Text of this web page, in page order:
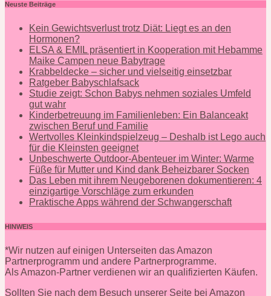
Neuste Beiträge
Kein Gewichtsverlust trotz Diät: Liegt es an den
Hormonen?
ELSA & EMIL präsentiert in Kooperation mit Hebamme
Maike Campen neue Babytrage
Krabbeldecke – sicher und vielseitig einsetzbar
Ratgeber Babyschlafsack
Studie zeigt: Schon Babys nehmen soziales Umfeld
gut wahr
Kinderbetreuung im Familienleben: Ein Balanceakt
zwischen Beruf und Familie
Wertvolles Kleinkindspielzeug – Deshalb ist Lego auch
für die Kleinsten geeignet
Unbeschwerte Outdoor-Abenteuer im Winter: Warme
Füße für Mutter und Kind dank Beheizbarer Socken
Das Leben mit ihrem Neugeborenen dokumentieren: 4
einzigartige Vorschläge zum erkunden
Praktische Apps während der Schwangerschaft
HINWEIS
*Wir nutzen auf einigen Unterseiten das Amazon
Partnerprogramm und andere Partnerprogramme.
Als Amazon-Partner verdienen wir an qualifizierten Käufen.
Sollten Sie nach dem Besuch unserer Seite bei Amazon